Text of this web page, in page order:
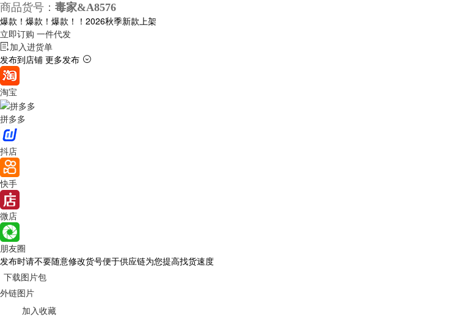
商品货号： 毒家&A8576
爆款！爆款！爆款！！2026秋季新款上架
立即订购 一件代发
加入进货单
发布到店铺 更多发布
淘宝
拼多多
抖店
快手
微店
朋友圈
发布时请不要随意修改货号便于供应链为您提高找货速度
下载图片包
外链图片
加入收藏